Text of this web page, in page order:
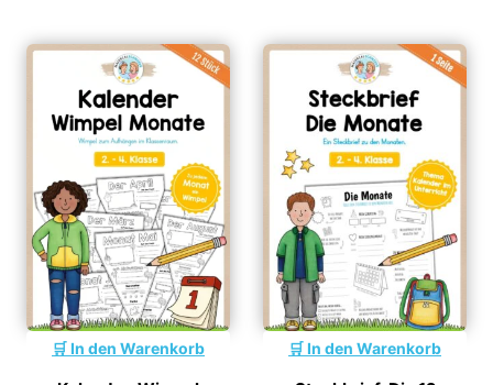
In den Warenkorb In den Warenkorb